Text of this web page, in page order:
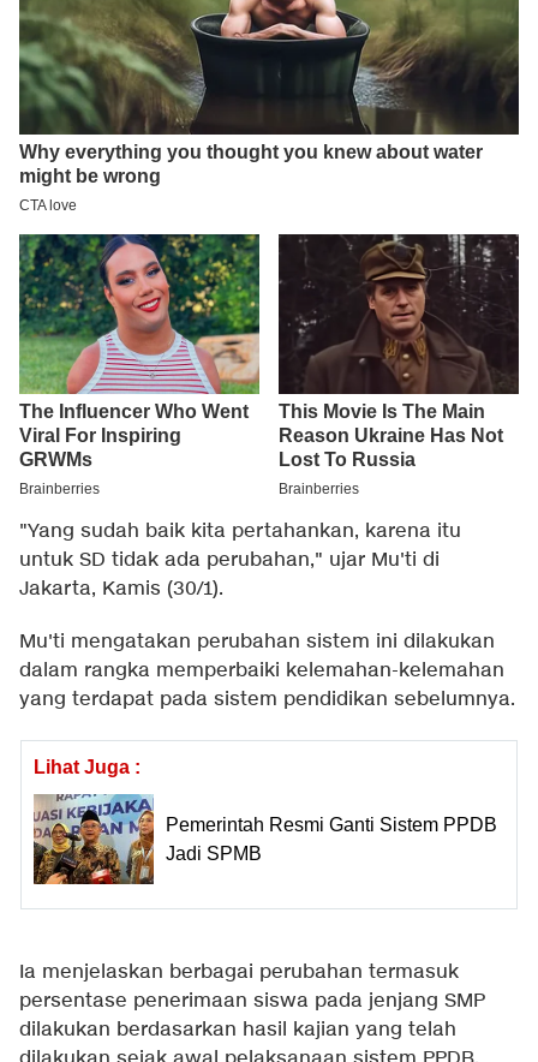
"Yang sudah baik kita pertahankan, karena itu
untuk SD tidak ada perubahan," ujar Mu'ti di
Jakarta, Kamis (30/1).
Mu'ti mengatakan perubahan sistem ini dilakukan
dalam rangka memperbaiki kelemahan-kelemahan
yang terdapat pada sistem pendidikan sebelumnya.
Lihat Juga :
Pemerintah Resmi Ganti Sistem PPDB
Jadi SPMB
Ia menjelaskan berbagai perubahan termasuk
persentase penerimaan siswa pada jenjang SMP
dilakukan berdasarkan hasil kajian yang telah